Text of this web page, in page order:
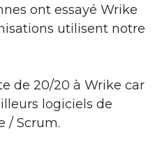
ont essayé Wrike
utilisent notre
de 20/20 à Wrike car
logiciels de
/ Scrum.